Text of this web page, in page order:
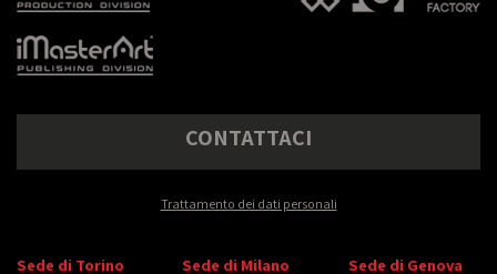
CONTATTACI
Trattamento dei dati personali
Sede di Torino Sede di Milano Sede di Genova